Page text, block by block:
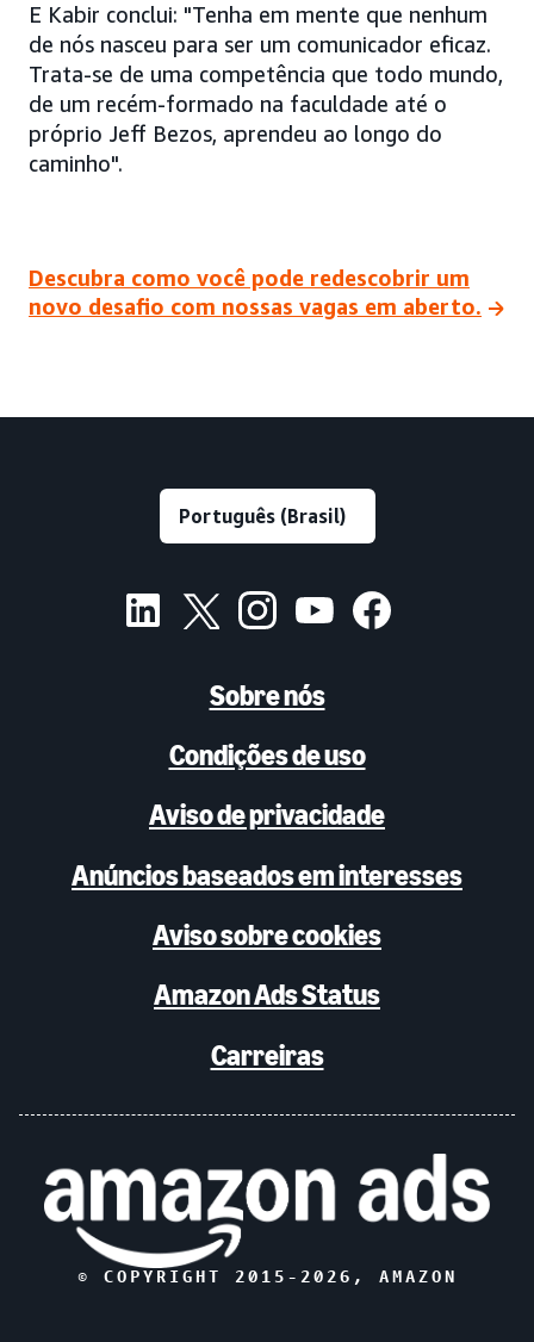
E Kabir conclui: "Tenha em mente que nenhum
de nós nasceu para ser um comunicador eficaz.
Trata-se de uma competência que todo mundo,
de um recém-formado na faculdade até o
próprio Jeff Bezos, aprendeu ao longo do
caminho".
Descubra como você pode redescobrir um
novo desafio com nossas vagas em aberto.
Sobre nós
Condições de uso
Aviso de privacidade
Anúncios baseados em interesses
Aviso sobre cookies
Amazon Ads Status
Carreiras
© COPYRIGHT 2015- 2026 , AMAZON